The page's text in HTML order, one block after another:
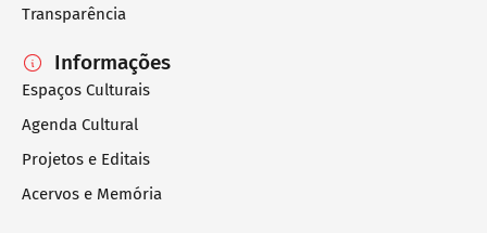
Transparência
Informações
Espaços Culturais
Agenda Cultural
Projetos e Editais
Acervos e Memória